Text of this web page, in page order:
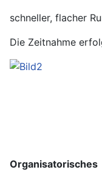
schneller, flacher
Die Zeitnahme
Organisatorisches